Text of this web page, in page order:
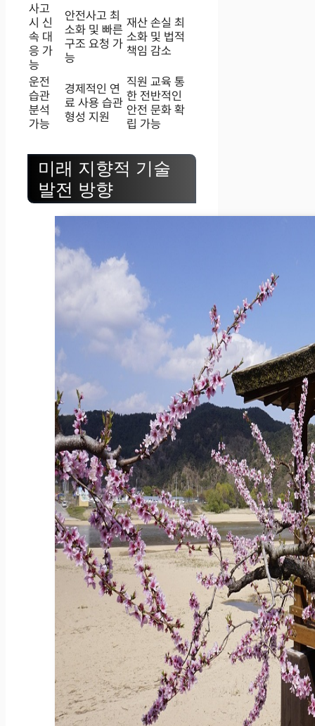
사고
시 신
속 대
응 가
능
안전사고 최
소화 및 빠른
구조 요청 가
능
재산 손실 최
소화 및 법적
책임 감소
운전
습관
분석
가능
경제적인 연
료 사용 습관
형성 지원
직원 교육 통
한 전반적인
안전 문화 확
립 가능
미래 지향적 기술
발전 방향